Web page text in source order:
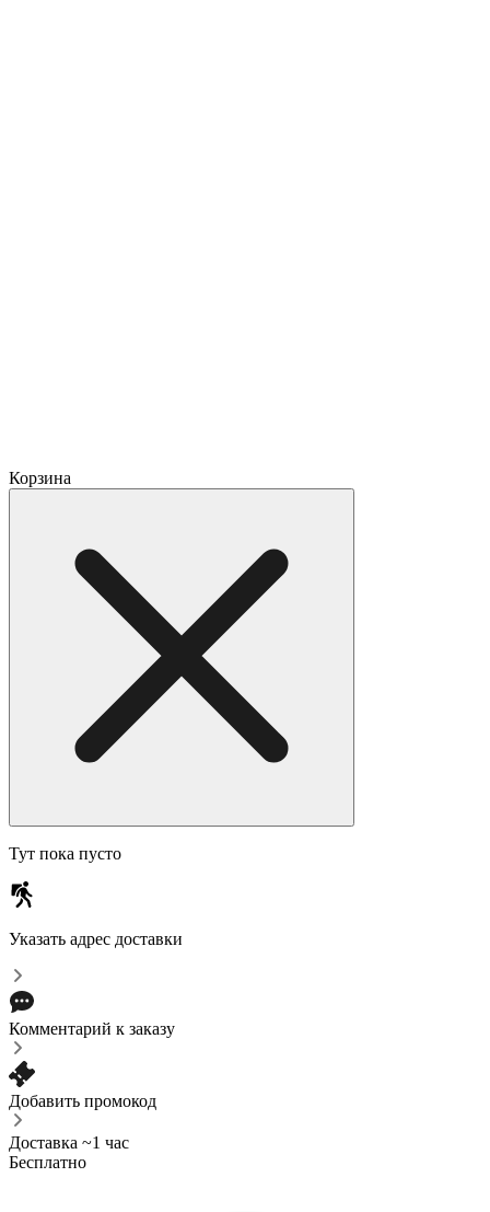
Корзина
Тут пока пусто
Указать адрес доставки
Комментарий к заказу
Добавить промокод
Доставка ~1 час
Бесплатно